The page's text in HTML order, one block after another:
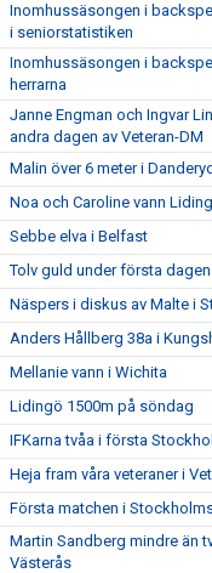
Inomhussäsongen i
i seniorstatistiken
Inomhussäsongen i
herrarna
Janne Engman och Ingvar
andra dagen av Veteran-DM
Malin över 6 meter i
Noa och Caroline vann
Sebbe elva i Belfast
Tolv guld under första dagen
Näspers i diskus av Malte i
Anders Hållberg 38a i
Mellanie vann i Wichita
Lidingö 1500m på söndag
IFKarna tvåa i första
Heja fram våra veteraner i
Första matchen i
Martin Sandberg mindre än
Västerås